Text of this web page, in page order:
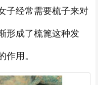
子经常需要梳子来对
形成了梳篦这种发
作用。